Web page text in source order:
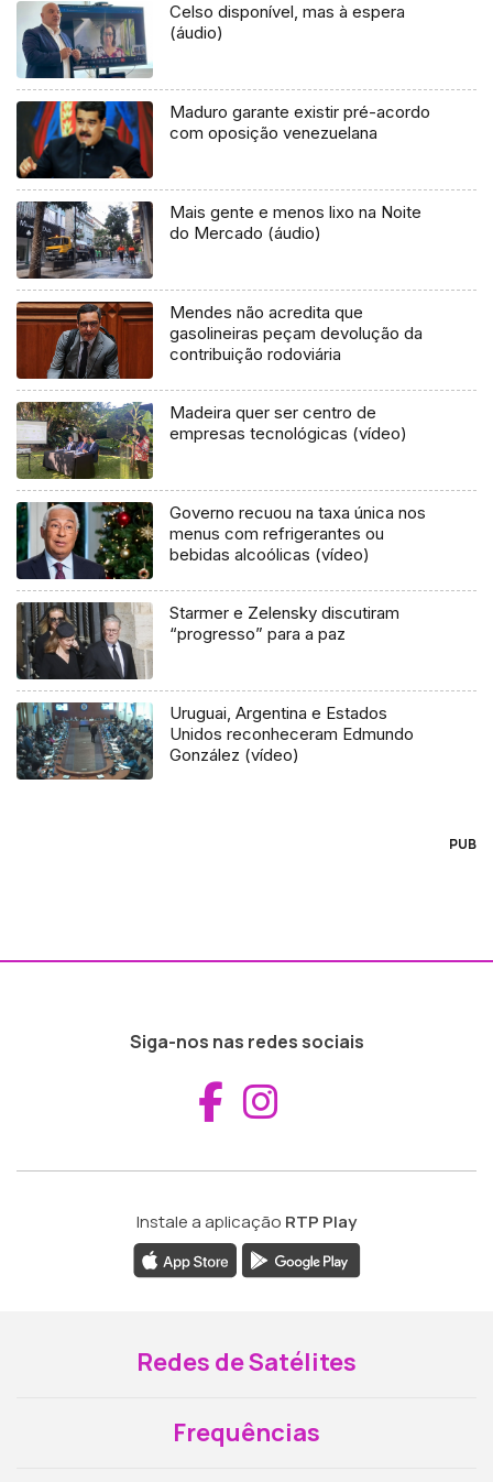
Celso disponível, mas à espera
(áudio)
Maduro garante existir pré-acordo
com oposição venezuelana
Mais gente e menos lixo na Noite
do Mercado (áudio)
Mendes não acredita que
gasolineiras peçam devolução da
contribuição rodoviária
Madeira quer ser centro de
empresas tecnológicas (vídeo)
Governo recuou na taxa única nos
menus com refrigerantes ou
bebidas alcoólicas (vídeo)
Starmer e Zelensky discutiram
“progresso” para a paz
Uruguai, Argentina e Estados
Unidos reconheceram Edmundo
González (vídeo)
PUB
Siga-nos nas redes sociais
Aceder ao
Instale a aplicação RTP Play
Redes de Satélites
Frequências